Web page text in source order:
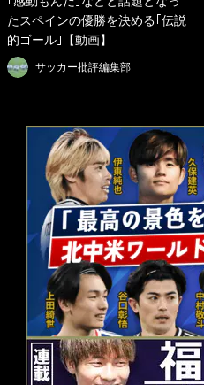
たスペインの優勝を決める｢伝説
的ゴール｣【動画】
サッカー批評編集部